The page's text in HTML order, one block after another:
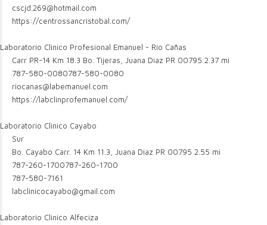
cscjd.269@hotmail.com
https://centrossancristobal.com/
Laboratorio Clinico Profesional Emanuel - Rio Cañas
Carr PR-14 Km 18.3 Bo. Tijeras, Juana Diaz PR 00795 2.37 mi
787-580-0080787-580-0080
riocanas@labemanuel.com
https://labclinprofemanuel.com/
Laboratorio Clinico Cayabo
Sur
Bo. Cayabo Carr. 14 Km 11.3, Juana Diaz PR 00795 2.55 mi
787-260-1700787-260-1700
787-580-7161
labclinicocayabo@gmail.com
Laboratorio Clinico Alfeciza